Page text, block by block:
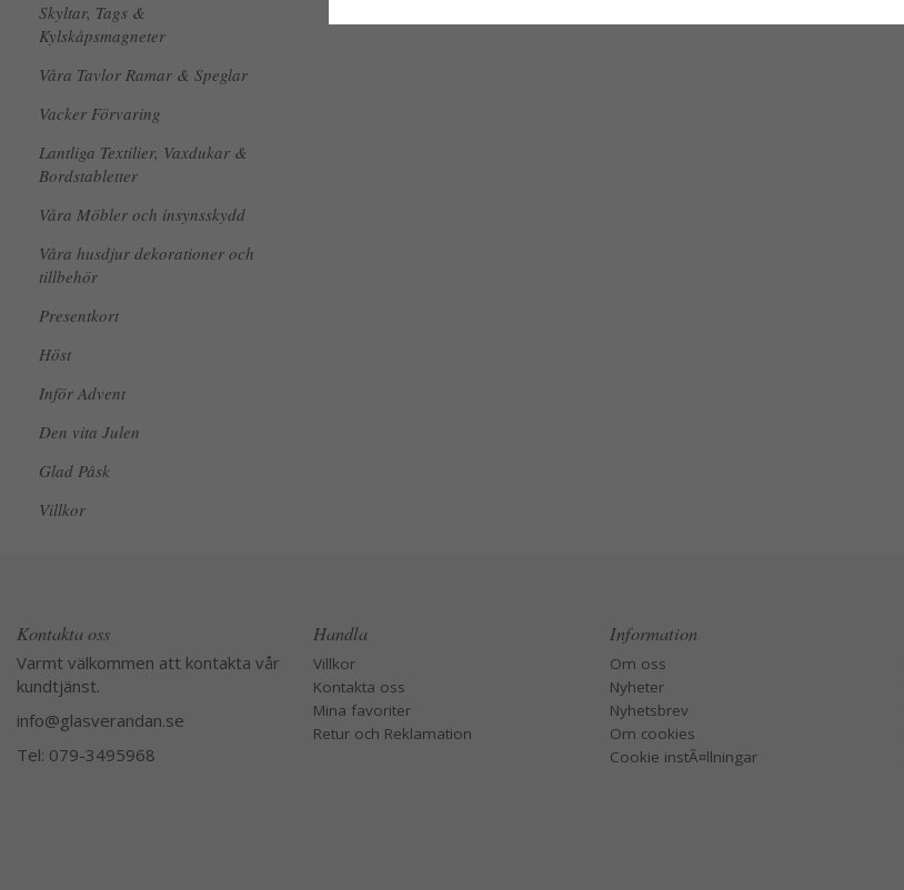
Skyltar, Tags &
Kylskåpsmagneter
Våra Tavlor Ramar & Speglar
Vacker Förvaring
Lantliga Textilier, Vaxdukar &
Bordstabletter
Våra Möbler och insynsskydd
Våra husdjur dekorationer och
tillbehör
Presentkort
Höst
Inför Advent
Den vita Julen
Glad Påsk
Villkor
Kontakta oss
Varmt välkommen att kontakta vår
kundtjänst.
info@glasverandan.se
Tel: 079-3495968
Handla
Villkor
Kontakta oss
Mina favoriter
Retur och Reklamation
Information
Om oss
Nyheter
Nyhetsbrev
Om cookies
Cookie instÃ¤llningar